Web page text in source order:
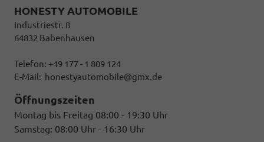
HONESTY AUTOMOBILE
Industriestr. 8
64832 Babenhausen
Telefon: +49 177 - 1 809 124
E-Mail: honestyautomobile@gmx.de
Öffnungszeiten
Montag bis Freitag 08:00 - 19:30 Uhr
Samstag: 08:00 Uhr - 16:30 Uhr